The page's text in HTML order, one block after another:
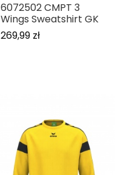
6072502 CMPT 3
Wings Sweatshirt GK
269,99 zł